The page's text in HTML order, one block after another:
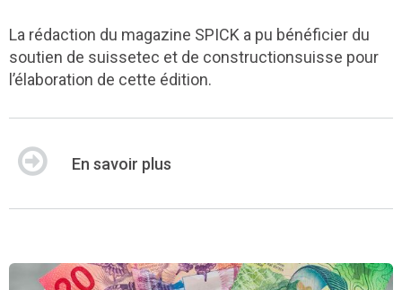
La rédaction du magazine SPICK a pu bénéficier du
soutien de suissetec et de constructionsuisse pour
l’élaboration de cette édition.
En savoir plus